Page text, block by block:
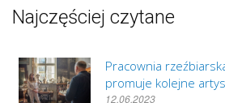
Najczęściej czytane
Pracownia
promuje kolejne
12.06.2023